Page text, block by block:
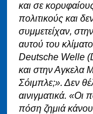
και σε
πολιτικούς και
συμμετείχαν,
αυτού του
Deutsche Welle
και στην Αγκελα
Σόιμπλε;». Δεν
αινιγματικά. «Οι
πόση ζημιά